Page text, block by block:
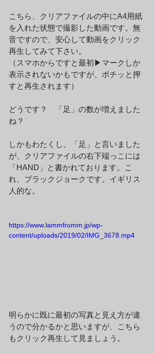
こちら、クリアファイルの中にA4用紙
を入れた状態で撮影した動画です。無
音ですので、安心して動画をクリック
再生してみて下さい。
（スマホからですと最初▶︎マークしか
表示されないかもですが、ポチッと押
すと再生されます）
どうです？　「足」の数が増えました
ね？
しかもわたくし、「足」と言いました
が、クリアファイルの右下端っこには
「HAND」と書かれております。こ
れ、ブラックジョークです。イギリス
人的な。
https://www.lammfromm.jp/wp-
content/uploads/2019/02/IMG_3678.mp4
明らかに既に最初の写真と見え方が違
うので分かるかと思いますが、こちら
もクリック再生して見ましょう。